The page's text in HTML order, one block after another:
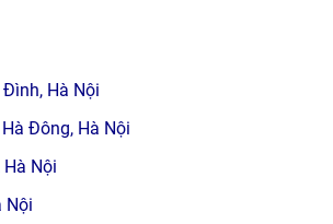
Hà Nội
Đông, Hà Nội
Nội
Nội